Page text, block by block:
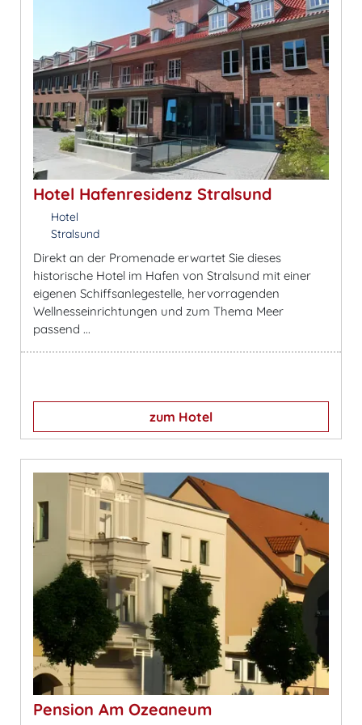
Hotel Hafenresidenz Stralsund
Hotel
Stralsund
Direkt an der Promenade erwartet Sie dieses
historische Hotel im Hafen von Stralsund mit einer
eigenen Schiffsanlegestelle, hervorragenden
Wellnesseinrichtungen und zum Thema Meer
passend ...
zum Hotel
Pension Am Ozeaneum